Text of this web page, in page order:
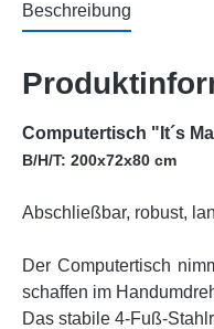
Beschreibung
Computertisch "It´s
B/H/T: 200x72x80 cm
Abschließbar, robust,
Der Computertisch
schaffen im
Das stabile 4-Fuß-